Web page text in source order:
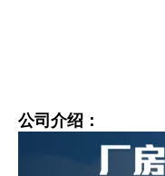
公司介绍：